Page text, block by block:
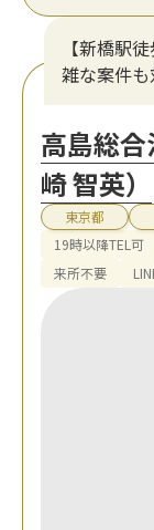
【新橋駅
雑な案件
高島総
崎 智英）
東京都
19時以降TEL可
来所不要